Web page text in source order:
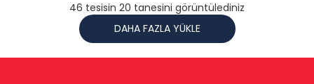
46 tesisin 20 tanesini görüntülediniz
DAHA FAZLA YÜKLE